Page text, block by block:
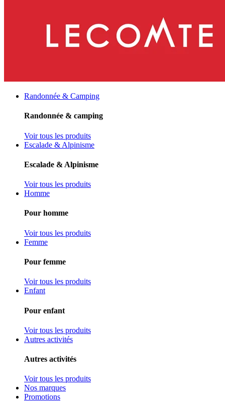
Randonnée & Camping
Randonnée & camping
Voir tous les produits
Escalade & Alpinisme
Escalade & Alpinisme
Voir tous les produits
Homme
Pour homme
Voir tous les produits
Femme
Pour femme
Voir tous les produits
Enfant
Pour enfant
Voir tous les produits
Autres activités
Autres activités
Voir tous les produits
Nos marques
Promotions